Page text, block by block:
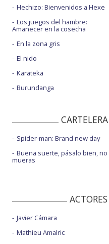
Hechizo: Bienvenidos a Hexe
Los juegos del hambre:
Amanecer en la cosecha
En la zona gris
El nido
Karateka
Burundanga
Spider-man: Brand new day
Buena suerte, pásalo bien, no
mueras
Javier Cámara
Mathieu Amalric